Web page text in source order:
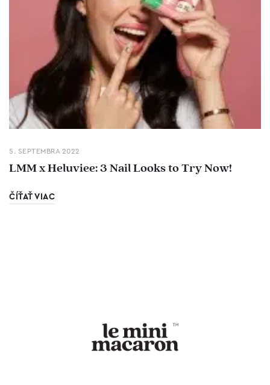
5. SEPTEMBRA 2022
LMM x Heluviee: 3 Nail Looks to Try Now!
ČÍŤAŤ VIAC